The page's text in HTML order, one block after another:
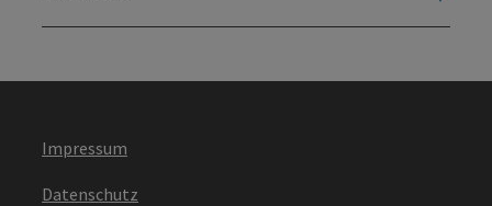
Impressum
Datenschutz